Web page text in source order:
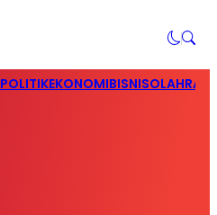
POLITIKEKONOMIBISNIS